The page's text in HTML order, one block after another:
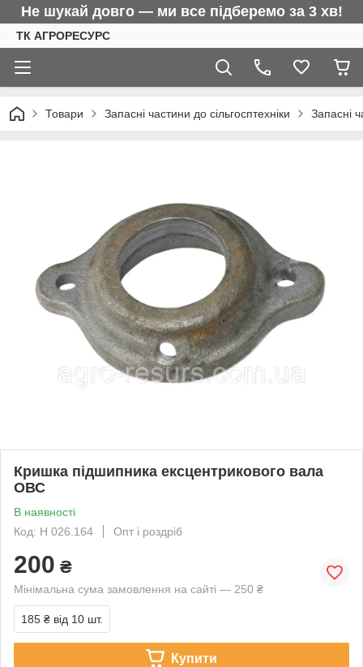
Не шукай довго — ми все підберемо за 3 хв!
ТК АГРОРЕСУРС
Товари Запасні частини до сільгосптехніки Запасні
Кришка підшипника ексцентрикового вала
ОВС
В наявності
Код: Н 026.164
Опт і роздріб
200 ₴
Мінімальна сума замовлення на сайті — 250 ₴
185 ₴ від 10 шт.
Купити